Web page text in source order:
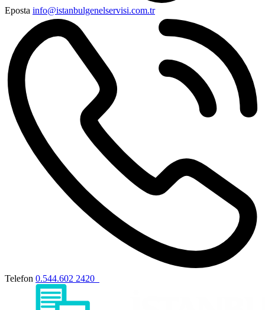
Eposta info@istanbulgenelservisi.com.tr
Telefon 0.544.602 2420